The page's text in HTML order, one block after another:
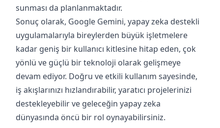
sunması da planlanmaktadır.
Sonuç olarak, Google Gemini, yapay zeka destekli
uygulamalarıyla bireylerden büyük işletmelere
kadar geniş bir kullanıcı kitlesine hitap eden, çok
yönlü ve güçlü bir teknoloji olarak gelişmeye
devam ediyor. Doğru ve etkili kullanım sayesinde,
iş akışlarınızı hızlandırabilir, yaratıcı projelerinizi
destekleyebilir ve geleceğin yapay zeka
dünyasında öncü bir rol oynayabilirsiniz.